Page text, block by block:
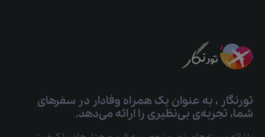
تورنگار ، به عنوان یک همراه وفادار در سفرهای
شما، تجربه‌ی بی‌نظیری را ارائه می‌دهد.